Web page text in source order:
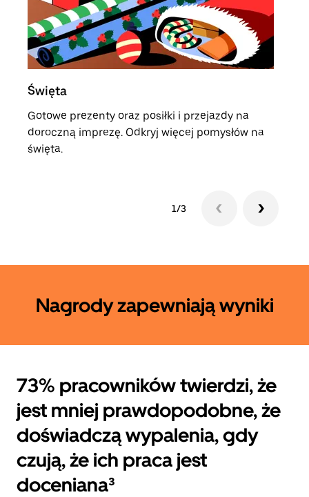
Święta
Gotowe prezenty oraz posiłki i przejazdy na
doroczną imprezę. Odkryj więcej pomysłów na
święta.
1/3
Nagrody zapewniają wyniki
73% pracowników twierdzi, że
jest mniej prawdopodobne, że
doświadczą wypalenia, gdy
czują, że ich praca jest
doceniana³